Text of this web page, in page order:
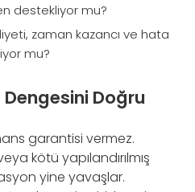
destekliyor mu?
zaman kazancı ve hata
mu?
Dengesini Doğru
garantisi vermez.
kötü yapılandırılmış
yine yavaşlar.